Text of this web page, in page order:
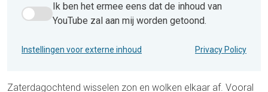
Ik ben het ermee eens dat de inhoud van YouTube zal aan
Ik ben het ermee eens dat de inhoud van
YouTube zal aan mij worden getoond.
Instellingen voor externe inhoud Privacy Policy
Zaterdagochtend wisselen zon en wolken elkaar af. Vooral